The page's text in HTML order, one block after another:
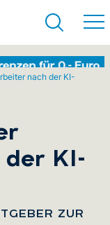
nach der KI-
KI-
ZUR